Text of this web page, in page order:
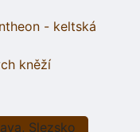
- keltská
kněží
Slezsko